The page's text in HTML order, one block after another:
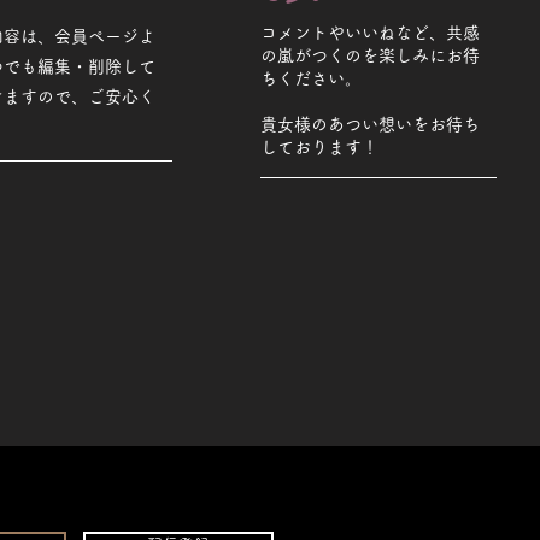
は、会員ページよ
も編集・削除して
すので、ご安心く
コメントやいいねなど、共感
の嵐がつくのを楽しみにお待
ちください。
貴女様のあつい想いをお待ち
しております！